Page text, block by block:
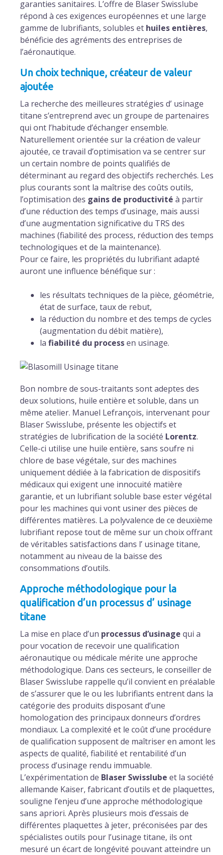
garanties sanitaires. L’offre de Blaser Swisslube
répond à ces exigences européennes et une large
gamme de lubrifiants, solubles et huiles entières,
bénéficie des agréments des entreprises de
l’aéronautique.
Un choix technique, créateur de valeur
ajoutée
La recherche des meilleures stratégies d’ usinage
titane s’entreprend avec un groupe de partenaires
qui ont l’habitude d’échanger ensemble.
Naturellement orientée sur la création de valeur
ajoutée, ce travail d’optimisation va se centrer sur
un certain nombre de points qualifiés de
déterminant au regard des objectifs recherchés. Les
plus courants sont la maîtrise des coûts outils,
l’optimisation des gains de productivité à partir
d’une réduction des temps d’usinage, mais aussi
d’une augmentation significative du TRS des
machines (fiabilité des process, réduction des temps
technologiques et de la maintenance).
Pour ce faire, les propriétés du lubrifiant adapté
auront une influence bénéfique sur :
les résultats techniques de la pièce, géométrie,
état de surface, taux de rebut,
la réduction du nombre et des temps de cycles
(augmentation du débit matière),
la fiabilité du processen usinage.
Bon nombre de sous-traitants sont adeptes des
deux solutions, huile entière et soluble, dans un
même atelier. Manuel Lefrançois, intervenant pour
Blaser Swisslube, présente les objectifs et
stratégies de lubrification de la société Lorentz.
Celle-ci utilise une huile entière, sans soufre ni
chlore de base végétale, sur des machines
uniquement dédiée à la fabrication de dispositifs
médicaux qui exigent une innocuité matière
garantie, et un lubrifiant soluble base ester végétal
pour les machines qui vont usiner des pièces de
différentes matières. La polyvalence de ce deuxième
lubrifiant repose tout de même sur un choix offrant
de véritables satisfactions dans l’ usinage titane,
notamment au niveau de la baisse des
consommations d’outils.
Approche méthodologique pour la
qualification d’un processus d’ usinage
titane
La mise en place d’un processus d’usinage qui a
pour vocation de recevoir une qualification
aéronautique ou médicale mérite une approche
méthodologique. Dans ces secteurs, le conseiller de
Blaser Swisslube rappelle qu’il convient en préalable
de s’assurer que le ou les lubrifiants entrent dans la
catégorie des produits disposant d’une
homologation des principaux donneurs d’ordres
mondiaux. La complexité et le coût d’une procédure
de qualification supposent de maîtriser en amont les
aspects de qualité, fiabilité et rentabilité d’un
process d’usinage rendu immuable.
L’expérimentation de Blaser Swisslube et la société
allemande Kaiser, fabricant d’outils et de plaquettes,
souligne l’enjeu d’une approche méthodologique
sans apriori. Après plusieurs mois d’essais de
différentes plaquettes à jeter, préconisées par des
spécialistes outils pour l’usinage titane, ils ont
mesuré un écart de longévité pouvant atteindre un